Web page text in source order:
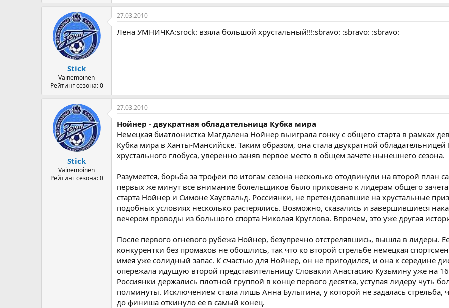
Stick
Vainemoinen
Рейтинг сезона: 0
27.03.2010
Лена УМНИЧКА:srock: взяла большой хрустальный!!!:sbravo: :sbravo: :sbravo:
Stick
Vainemoinen
Рейтинг сезона: 0
27.03.2010
Нойнер - двукратная обладательница Кубка мира
Немецкая биатлонистка Магдалена Нойнер выиграла гонку с общего старта в рамках
Кубка мира в Ханты-Мансийске. Таким образом, она стала двукратной
хрустального глобуса, уверенно заняв первое место в общем зачете нынешнего сезона.
Разумеется, борьба за трофеи по итогам сезона несколько отодвинули на второй план
первых же минут все внимание болельщиков было приковано к лидерам общего
старта Нойнер и Симоне Хаусвальд. Россиянки, не претендовавшие на хрустальные
подобных условиях несколько растерялись. Возможно, сказались и завершившиеся
вечером проводы из большого спорта Николая Круглова. Впрочем, это уже другая
После первого огневого рубежа Нойнер, безупречно отстрелявшись, вышла в лидеры.
конкурентки без промахов не обошлись, так что ко второй стрельбе немецкая
имея уже солидный запас. К счастью для Нойнер, он не пригодился, и она к середине
опережала идущую второй представительницу Словакии Анастасию Кузьмину уже на
Россиянки держались плотной группой в конце первого десятка, уступая лидеру чуть
полминуты. Исключением стала лишь Анна Булыгина, у которой не задалась стрельба,
до финиша откинуло ее в самый конец.